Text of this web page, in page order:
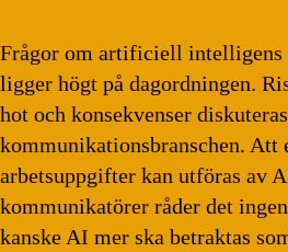
Frågor om artificiell intelligens
ligger högt på dagordningen.
hot och konsekvenser
kommunikationsbranschen. Att
arbetsuppgifter kan utföras av
kommunikatörer råder det
kanske AI mer ska betraktas